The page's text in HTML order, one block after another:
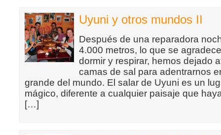
Uyuni y otros mundos II
Después de una reparadora
4.000 metros, lo que se
dormir y respirar, hemos dejado
camas de sal para adentrarnos
grande del mundo. El salar de Uyuni es un
mágico, diferente a cualquier paisaje que
[…]